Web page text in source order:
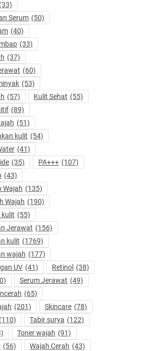
(33)
Serum (50)
(40)
(33)
(37)
(60)
(53)
(57) Kulit Sehat (55)
(89)
(51)
kulit (54)
(41)
(35) PA+++ (107)
(43)
Wajah (135)
Wajah (190)
kulit (55)
Jerawat (156)
kulit (1769)
wajah (177)
UV (41) Retinol (38)
Serum Jerawat (49)
(65)
(201) Skincare (78)
(110) Tabir surya (122)
Toner wajah (91)
(56) Wajah Cerah (43)